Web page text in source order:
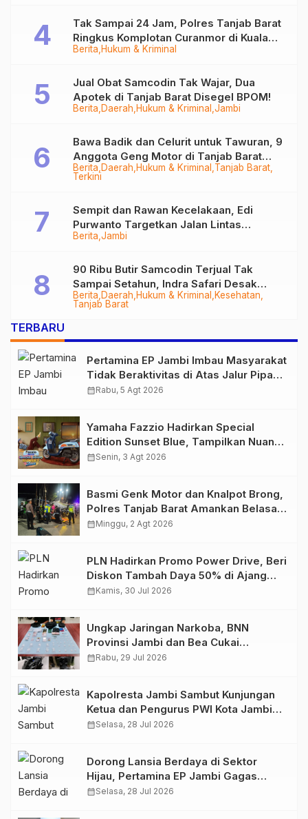
Berita Hukum & Kriminal
Tak Sampai 24 Jam, Polres Tanjab Barat
Ringkus Komplotan Curanmor di Kuala
Tungkal
Berita Daerah Hukum & Kriminal Jambi
Jual Obat Samcodin Tak Wajar, Dua
Apotek di Tanjab Barat Disegel BPOM!
Berita Daerah Hukum & Kriminal Tanjab Barat
Terkini
Bawa Badik dan Celurit untuk Tawuran, 9
Anggota Geng Motor di Tanjab Barat
Diringkus
Berita Jambi
Sempit dan Rawan Kecelakaan, Edi
Purwanto Targetkan Jalan Lintas
Tungkal-Jambi Mulus di 2028
Berita Daerah Hukum & Kriminal
Kesehatan
Tanjab Barat
90 Ribu Butir Samcodin Terjual Tak
Sampai Setahun, Indra Safari Desak
Audit Menyeluruh
TERBARU
Pertamina EP Jambi Imbau Masyarakat
Tidak Beraktivitas di Atas Jalur Pipa
Migas Demi Keselamatan Bersama
calendar_monthRabu, 5 Agt 2026
Yamaha Fazzio Hadirkan Special
Edition Sunset Blue, Tampilkan Nuansa
Retro Summer yang Semakin Skena
calendar_monthSenin, 3 Agt 2026
Basmi Genk Motor dan Knalpot Brong,
Polres Tanjab Barat Amankan Belasan
Kendaraan
calendar_monthMinggu, 2 Agt 2026
PLN Hadirkan Promo Power Drive, Beri
Diskon Tambah Daya 50% di Ajang
GIIAS 2026
calendar_monthKamis, 30 Jul 2026
Ungkap Jaringan Narkoba, BNN
Provinsi Jambi dan Bea Cukai
Amankan Sembilan Pelaku beserta
calendar_monthRabu, 29 Jul 2026
Kapolresta Jambi Sambut Kunjungan
Ketua dan Pengurus PWI Kota Jambi
Perkuat Sinergi dan Kolaborasi
calendar_monthSelasa, 28 Jul 2026
Dorong Lansia Berdaya di Sektor
Hijau, Pertamina EP Jambi Gagas
Lansiapreneur Batik Eco-Print
calendar_monthSelasa, 28 Jul 2026